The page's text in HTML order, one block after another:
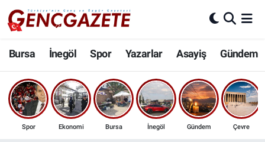
Bursa İnegöl Spor Yazarlar Asayiş Gündem
Spor Ekonomi Bursa İnegöl Gündem Çevre
Bursa
İnegöl
3.SAYFA
Nöbetçi Eczaneler
Hava Durumu
Trafik Durumu